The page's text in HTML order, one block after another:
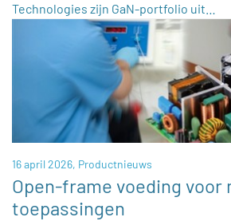
Technologies zijn GaN-portfolio uit…
16 april 2026, Productnieuws
Open-frame voeding voor
toepassingen